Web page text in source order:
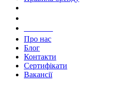
Про нас
Блог
Контакти
Сертифікати
Вакансії